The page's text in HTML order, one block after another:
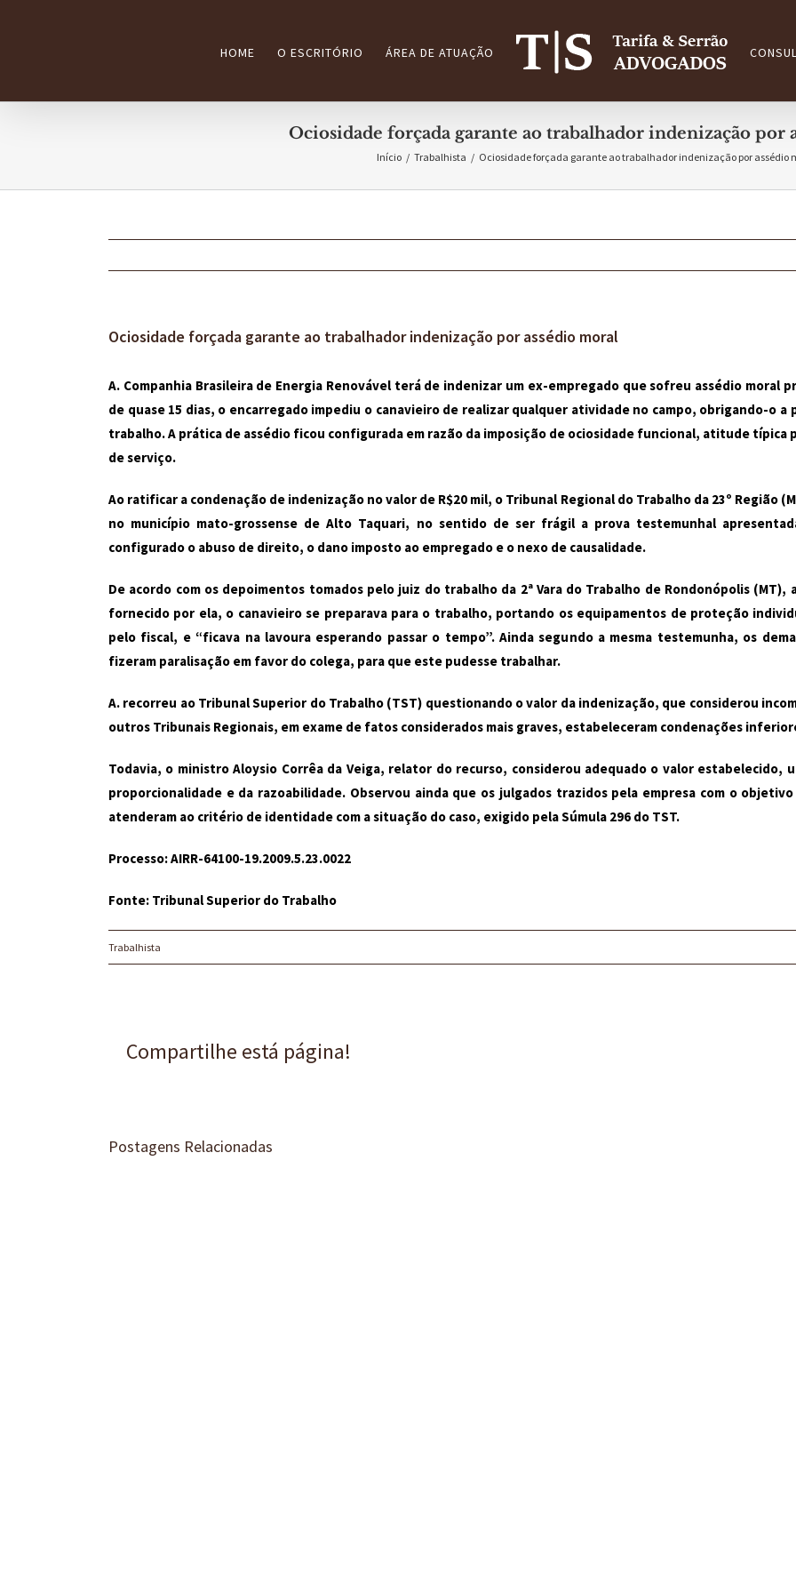
HOME O ESCRITÓRIO ÁREA DE ATUAÇÃO
Ociosidade forçada garante ao trabalhador indenização por
Início / Trabalhista / Ociosidade forçada garante ao trabalhador indenização por assédio
Ociosidade forçada garante ao trabalhador indenização por assédio moral
A. Companhia Brasileira de Energia Renovável terá de indenizar um ex-empregado que sofreu assédio moral
de quase 15 dias, o encarregado impediu o canavieiro de realizar qualquer atividade no campo, obrigando-o
trabalho. A prática de assédio ficou configurada em razão da imposição de ociosidade funcional, atitude típica
de serviço.
Ao ratificar a condenação de indenização no valor de R$20 mil, o Tribunal Regional do Trabalho da 23º Região
no município mato-grossense de Alto Taquari, no sentido de ser frágil a prova testemunhal
configurado o abuso de direito, o dano imposto ao empregado e o nexo de causalidade.
De acordo com os depoimentos tomados pelo juiz do trabalho da 2ª Vara do Trabalho de Rondonópolis
fornecido por ela, o canavieiro se preparava para o trabalho, portando os equipamentos de proteção
pelo fiscal, e “ficava na lavoura esperando passar o tempo”. Ainda segundo a mesma testemunha, os
fizeram paralisação em favor do colega, para que este pudesse trabalhar.
A. recorreu ao Tribunal Superior do Trabalho (TST) questionando o valor da indenização, que considerou
outros Tribunais Regionais, em exame de fatos considerados mais graves, estabeleceram condenações
Todavia, o ministro Aloysio Corrêa da Veiga, relator do recurso, considerou adequado o valor estabelecido,
proporcionalidade e da razoabilidade. Observou ainda que os julgados trazidos pela empresa com o
atenderam ao critério de identidade com a situação do caso, exigido pela Súmula 296 do TST.
Processo: AIRR-64100-19.2009.5.23.0022
Fonte: Tribunal Superior do Trabalho
Trabalhista
Compartilhe está página!
Postagens Relacionadas